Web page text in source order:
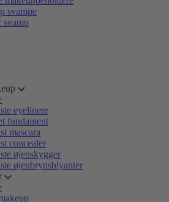
svampe
svamp
eyelinere
fundament
mascara
concealer
øjenskygger
øjenbrynsblyanter